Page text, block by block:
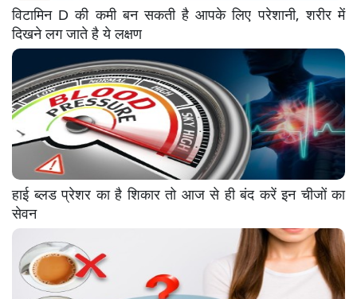
विटामिन D की कमी बन सकती है आपके लिए परेशानी, शरीर में
दिखने लग जाते है ये लक्षण
हाई ब्लड प्रेशर का है शिकार तो आज से ही बंद करें इन चीजों का
सेवन